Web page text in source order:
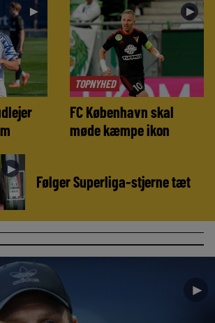
►
TOPNYHED
►
FC København skal
møde kæmpe ikon
►
Følger Superliga-stjerne tæt
►